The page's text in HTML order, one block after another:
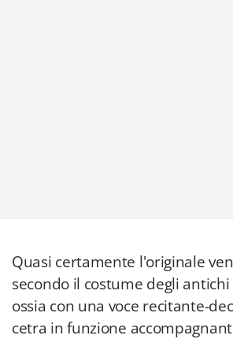
Quasi certamente l'originale
secondo il costume degli
ossia con una voce recitante-
cetra in funzione